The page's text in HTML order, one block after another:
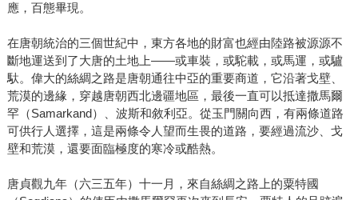
應，百態畢現。
在唐朝統治的三個世紀中，東方各地的財富也經由陸路被源源不
斷地運送到了大唐的土地上——或車裝，或駝載，或馬運，或驢
馱。偉大的絲綢之路是唐朝通往中亞的重要商道，它沿著戈壁、
荒漠的邊緣，穿越唐朝西北邊疆地區，最後一直可以抵達撒馬爾
罕（Samarkand）、波斯和敘利亞。從玉門關向西，有兩條道路
可供行人選擇，這是兩條令人望而生畏的道路，要經過流沙、戈
壁和荒漠，還要面臨極度的寒冷或酷熱。
唐貞觀九年（六三五年）十一月，來自絲綢之路上的粟特國